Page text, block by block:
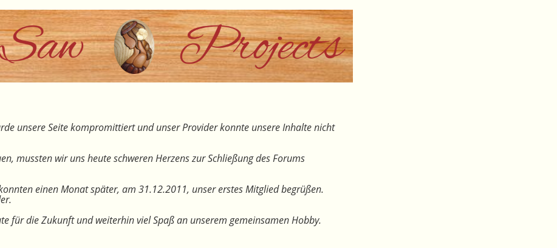
unsere Seite kompromittiert und unser Provider konnte unsere Inhalte nicht
mussten wir uns heute schweren Herzens zur Schließung des Forums
einen Monat später, am 31.12.2011, unser erstes Mitglied begrüßen.
für die Zukunft und weiterhin viel Spaß an unserem gemeinsamen Hobby.